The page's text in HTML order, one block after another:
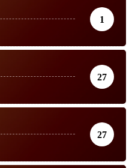
1
27
27